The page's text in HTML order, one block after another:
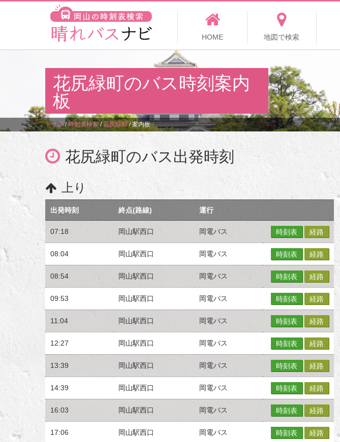
HOME 地図で検索
花尻緑町のバス時刻案内
板
トップ/時刻表検索/花尻緑町/案内板
花尻緑町のバス出発時刻
上り
出発時刻 終点(路線) 運行
07:18 岡山駅西口 岡電バス 時刻表 経路
08:04 岡山駅西口 岡電バス 時刻表 経路
08:54 岡山駅西口 岡電バス 時刻表 経路
09:53 岡山駅西口 岡電バス 時刻表 経路
11:04 岡山駅西口 岡電バス 時刻表 経路
12:27 岡山駅西口 岡電バス 時刻表 経路
13:39 岡山駅西口 岡電バス 時刻表 経路
14:39 岡山駅西口 岡電バス 時刻表 経路
16:03 岡山駅西口 岡電バス 時刻表 経路
17:06 岡山駅西口 岡電バス 時刻表 経路